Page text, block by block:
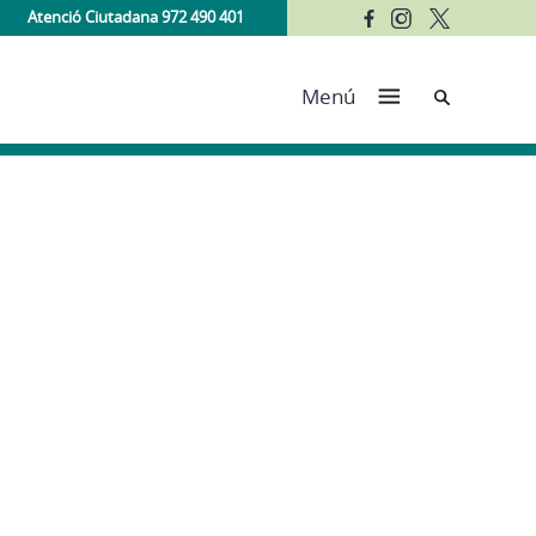
Atenció Ciutadana 972 490 401
Menú Cerca